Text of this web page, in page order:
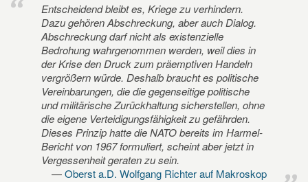
Entscheidend bleibt es, Kriege zu verhindern.
Dazu gehören Abschreckung, aber auch Dialog.
Abschreckung darf nicht als existenzielle
Bedrohung wahrgenommen werden, weil dies in
der Krise den Druck zum präemptiven Handeln
vergrößern würde. Deshalb braucht es politische
Vereinbarungen, die die gegenseitige politische
und militärische Zurückhaltung sicherstellen, ohne
die eigene Verteidigungsfähigkeit zu gefährden.
Dieses Prinzip hatte die NATO bereits im Harmel-
Bericht von 1967 formuliert, scheint aber jetzt in
Vergessenheit geraten zu sein.
Oberst a.D. Wolfgang Richter auf Makroskop